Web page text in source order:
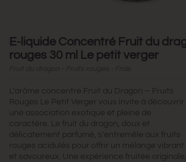
E-liquide Concentré Fruit du
rouges 30 ml Le petit verger
L’arôme concentré Fruit du Dragon – Fruits
Rouges Le Petit Verger vous invite à découvrir
une association exotique et pleine de
caractère. Le fruit du dragon, doux et
délicatement parfumé, s’entremêle aux fruits
rouges acidulés pour offrir un mélange vibrant
et savoureux. Une expérience fruitée originale,